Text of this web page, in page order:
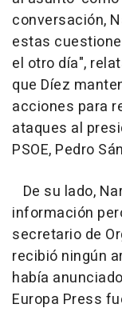
conversación,
estas
el otro día",
que Díez
acciones para
ataques al
PSOE, Pedro
De su lado,
información
secretario de
recibió ningún
había
Europa Press